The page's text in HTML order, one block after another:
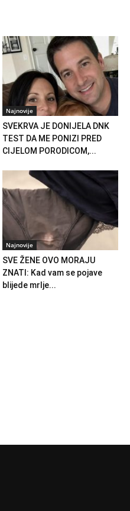
Najnovije
SVEKRVA JE DONIJELA DNK
TEST DA ME PONIZI PRED
CIJELOM PORODICOM,...
Najnovije
SVE ŽENE OVO MORAJU
ZNATI: Kad vam se pojave
blijede mrlje...